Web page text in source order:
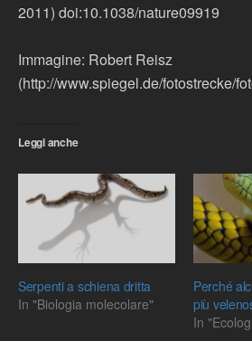
2011) doi:10.1038/nature09919
Immagine: Robert Reisz
(http://www.spiegel.de/fotostrecke/
Leggi anche
Serpenti a schiena dritta
In "Biologia molecolare"
Perché
più
In